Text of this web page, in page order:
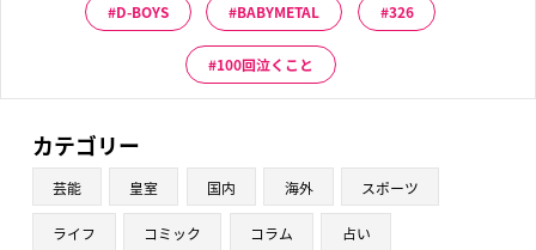
D-BOYS BABYMETAL 326
100回泣くこと
カテゴリー
芸能 皇室 国内 海外 スポーツ
ライフ コミック コラム 占い